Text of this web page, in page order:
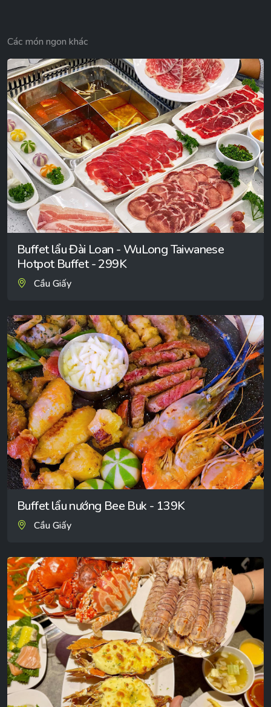
Các món ngon khác
Buffet lẩu Đài Loan - WuLong Taiwanese
Hotpot Buffet - 299K
Cầu Giấy
Buffet lẩu nướng Bee Buk - 139K
Cầu Giấy